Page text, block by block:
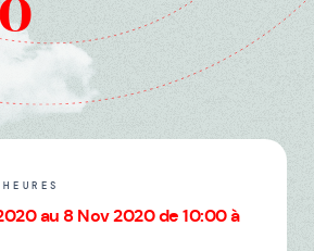
au 8 Nov 2020 de 10:00 à